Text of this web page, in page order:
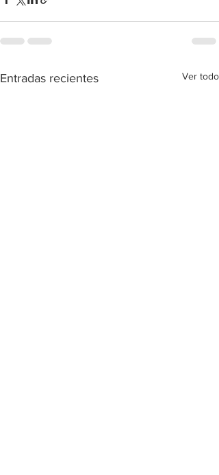
Entradas recientes Ver todo